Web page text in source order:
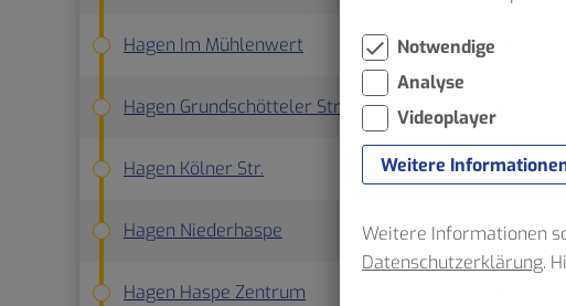
Hagen Im Mühlenwert
Hagen Grundschötteler Str.
Hagen Kölner Str.
Hagen Niederhaspe
Hagen Haspe Zentrum
22:41
22:43
22:44
Notwendige
Analyse
Videoplayer
Weitere
Weitere Informationen
Datenschutzerklärung.